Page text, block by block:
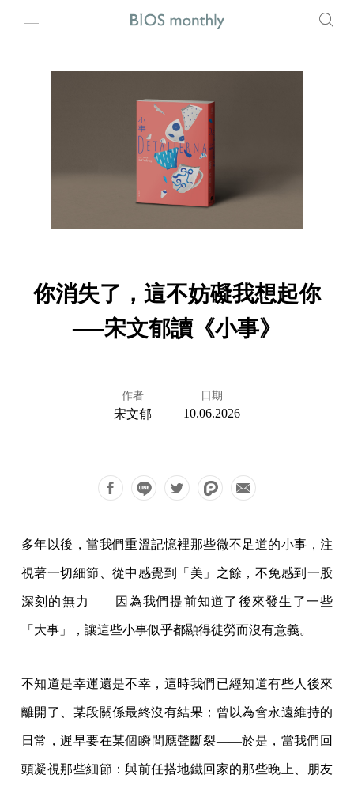
你消失了，這不妨礙我想起你
──宋文郁讀《小事》
作者
宋文郁
日期
10.06.2026
多年以後，當我們重溫記憶裡那些微不足道的小事，注
視著一切細節、從中感覺到「美」之餘，不免感到一股
深刻的無力——因為我們提前知道了後來發生了一些
「大事」，讓這些小事似乎都顯得徒勞而沒有意義。
不知道是幸運還是不幸，這時我們已經知道有些人後來
離開了、某段關係最終沒有結果；曾以為會永遠維持的
日常，遲早要在某個瞬間應聲斷裂——於是，當我們回
頭凝視那些細節：與前任搭地鐵回家的那些晚上、朋友